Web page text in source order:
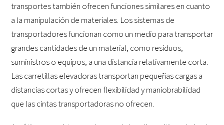
transportes también ofrecen funciones similares en cuanto
a la manipulación de materiales. Los sistemas de
transportadores funcionan como un medio para transportar
grandes cantidades de un material, como residuos,
suministros o equipos, a una distancia relativamente corta.
Las carretillas elevadoras transportan pequeñas cargas a
distancias cortas y ofrecen flexibilidad y maniobrabilidad
que las cintas transportadoras no ofrecen.